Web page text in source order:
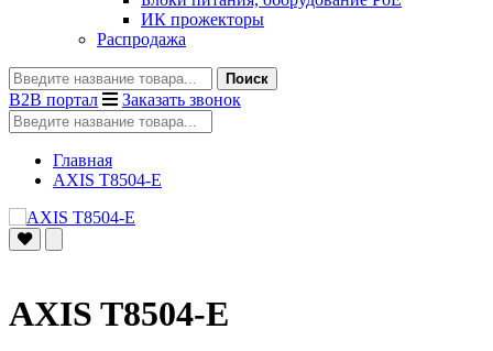
ИК прожекторы
Распродажа
Поиск
B2B портал Заказать звонок
Главная
AXIS T8504-E
AXIS T8504-E